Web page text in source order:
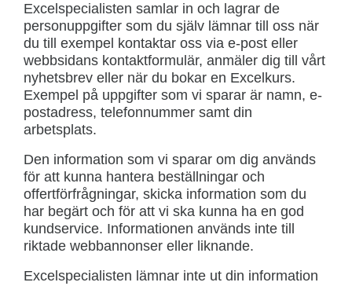
Excelspecialisten samlar in och lagrar de
personuppgifter som du själv lämnar till oss när
du till exempel kontaktar oss via e-post eller
webbsidans kontaktformulär, anmäler dig till vårt
nyhetsbrev eller när du bokar en Excelkurs.
Exempel på uppgifter som vi sparar är namn, e-
postadress, telefonnummer samt din
arbetsplats.
Den information som vi sparar om dig används
för att kunna hantera beställningar och
offertförfrågningar, skicka information som du
har begärt och för att vi ska kunna ha en god
kundservice. Informationen används inte till
riktade webbannonser eller liknande.
Excelspecialisten lämnar inte ut din information